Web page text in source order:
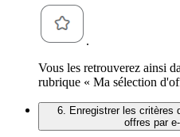
.
Vous les retrouverez ainsi
rubrique « Ma sélection
6. Enregistrer les critères
offres par